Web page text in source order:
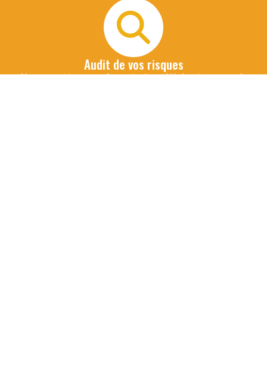
Audit de vos risques
Nous organisons un 1er entretien téléphonique avec le